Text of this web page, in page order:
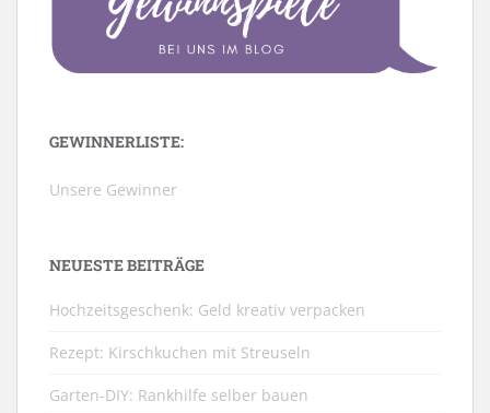
GEWINNERLISTE:
Unsere Gewinner
NEUESTE BEITRÄGE
Hochzeitsgeschenk: Geld kreativ verpacken
Rezept: Kirschkuchen mit Streuseln
Garten-DIY: Rankhilfe selber bauen